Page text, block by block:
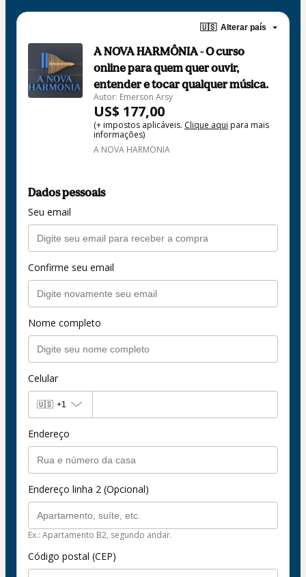
🇺🇸 Alterar país
A NOVA HARMÔNIA - O curso
online para quem quer ouvir,
entender e tocar qualquer música.
Autor: Emerson Arsy
US$ 177,00
(+ impostos aplicáveis. Clique aqui para mais
informações)
A NOVA HARMONIA
Dados pessoais
Seu email
Confirme seu email
Nome completo
Celular
🇺🇸 +1
Endereço
Endereço linha 2 (Opcional)
Ex.: Apartamento B2, segundo andar.
Código postal (CEP)